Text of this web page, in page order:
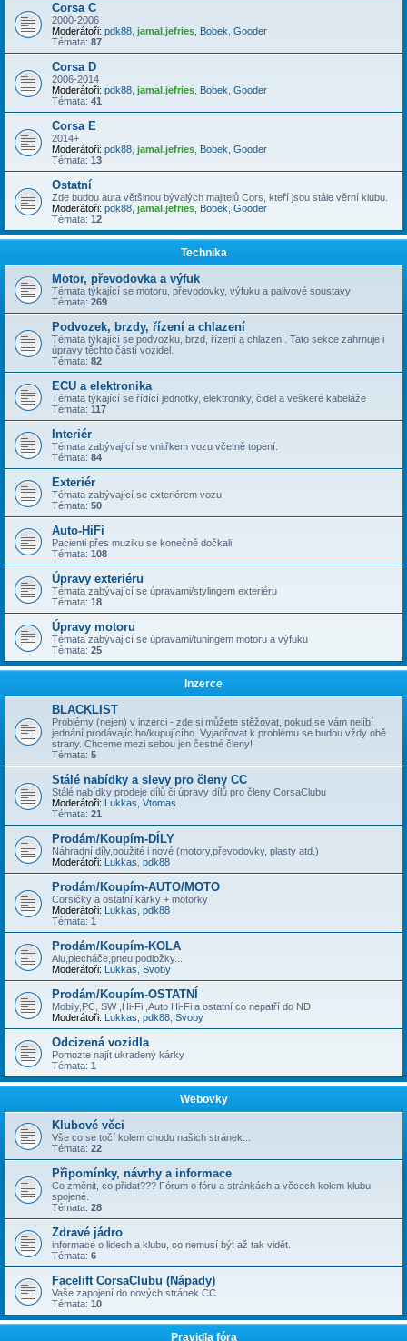
Corsa C
2000-2006
Moderátoři: pdk88 jamal.jefries Bobek Gooder
Témata: 87
Corsa D
2006-2014
Moderátoři: pdk88 jamal.jefries Bobek Gooder
Témata: 41
Corsa E
2014+
Moderátoři: pdk88 jamal.jefries Bobek Gooder
Témata: 13
Ostatní
Zde budou auta většinou bývalých majitelů Cors, kteří jsou stále věrní klubu.
Moderátoři: pdk88 jamal.jefries Bobek Gooder
Témata: 12
Technika
Motor, převodovka a výfuk
Témata týkající se motoru, převodovky, výfuku a palivové soustavy
Témata: 269
Podvozek, brzdy, řízení a chlazení
Témata týkající se podvozku, brzd, řízení a chlazení. Tato sekce zahrnuje i
úpravy těchto částí vozidel.
Témata: 82
ECU a elektronika
Témata týkající se řídící jednotky, elektroniky, čidel a veškeré kabeláže
Témata: 117
Interiér
Témata zabývající se vnitřkem vozu včetně topení.
Témata: 84
Exteriér
Témata zabývající se exteriérem vozu
Témata: 50
Auto-HiFi
Pacienti přes muziku se konečně dočkali
Témata: 108
Úpravy exteriéru
Témata zabývající se úpravami/stylingem exteriéru
Témata: 18
Úpravy motoru
Témata zabývající se úpravami/tuningem motoru a výfuku
Témata: 25
Inzerce
BLACKLIST
Problémy (nejen) v inzerci - zde si můžete stěžovat, pokud se vám nelíbí
jednání prodávajícího/kupujícího. Vyjadřovat k problému se budou vždy obě
strany. Chceme mezi sebou jen čestné členy!
Témata: 5
Stálé nabídky a slevy pro členy CC
Stálé nabídky prodeje dílů či úpravy dílů pro členy CorsaClubu
Moderátoři: Lukkas Vtomas
Témata: 21
Prodám/Koupím-DÍLY
Náhradní díly,použité i nové (motory,převodovky, plasty atd.)
Moderátoři: Lukkas pdk88
Prodám/Koupím-AUTO/MOTO
Corsičky a ostatní kárky + motorky
Moderátoři: Lukkas pdk88
Témata: 1
Prodám/Koupím-KOLA
Alu,plecháče,pneu,podložky...
Moderátoři: Lukkas Svoby
Prodám/Koupím-OSTATNÍ
Mobily,PC, SW ,Hi-Fi ,Auto Hi-Fi a ostatní co nepatří do ND
Moderátoři: Lukkas pdk88 Svoby
Odcizená vozidla
Pomozte najít ukradený kárky
Témata: 1
Webovky
Klubové věci
Vše co se točí kolem chodu našich stránek...
Témata: 22
Připomínky, návrhy a informace
Co změnit, co přidat??? Fórum o fóru a stránkách a věcech kolem klubu
spojené.
Témata: 28
Zdravé jádro
informace o lidech a klubu, co nemusí být až tak vidět.
Témata: 6
Facelift CorsaClubu (Nápady)
Vaše zapojení do nových stránek CC
Témata: 10
Pravidla fóra